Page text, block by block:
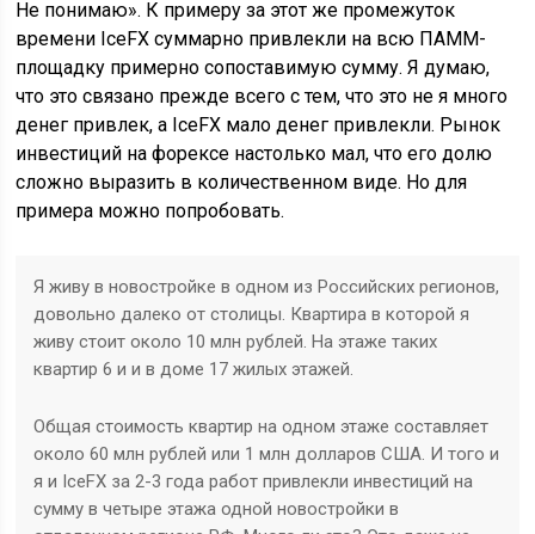
Не понимаю». К примеру за этот же промежуток
времени IceFX суммарно привлекли на всю ПАММ-
площадку примерно сопоставимую сумму. Я думаю,
что это связано прежде всего с тем, что это не я много
денег привлек, а IceFX мало денег привлекли. Рынок
инвестиций на форексе настолько мал, что его долю
сложно выразить в количественном виде. Но для
примера можно попробовать.
Я живу в новостройке в одном из Российских регионов,
довольно далеко от столицы. Квартира в которой я
живу стоит около 10 млн рублей. На этаже таких
квартир 6 и и в доме 17 жилых этажей.
Общая стоимость квартир на одном этаже составляет
около 60 млн рублей или 1 млн долларов США. И того и
я и IceFX за 2-3 года работ привлекли инвестиций на
сумму в четыре этажа одной новостройки в